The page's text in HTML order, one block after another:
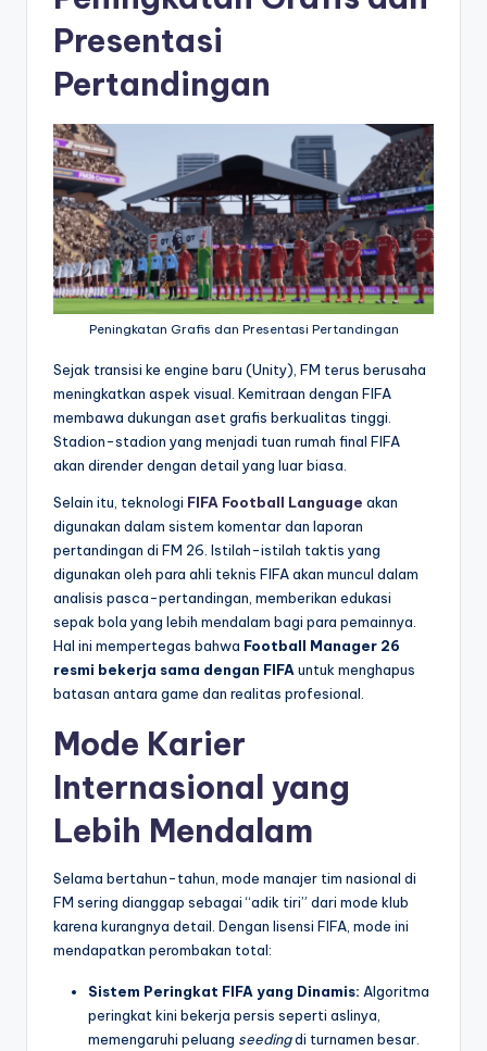
Presentasi
Pertandingan
Peningkatan Grafis dan Presentasi Pertandingan
Sejak transisi ke engine baru (Unity), FM terus berusaha
meningkatkan aspek visual. Kemitraan dengan FIFA
membawa dukungan aset grafis berkualitas tinggi.
Stadion-stadion yang menjadi tuan rumah final FIFA
akan dirender dengan detail yang luar biasa.
Selain itu, teknologi FIFA Football Language akan
digunakan dalam sistem komentar dan laporan
pertandingan di FM 26. Istilah-istilah taktis yang
digunakan oleh para ahli teknis FIFA akan muncul dalam
analisis pasca-pertandingan, memberikan edukasi
sepak bola yang lebih mendalam bagi para pemainnya.
Hal ini mempertegas bahwa Football Manager 26
resmi bekerja sama dengan FIFA untuk menghapus
batasan antara game dan realitas profesional.
Mode Karier
Internasional yang
Lebih Mendalam
Selama bertahun-tahun, mode manajer tim nasional di
FM sering dianggap sebagai “adik tiri” dari mode klub
karena kurangnya detail. Dengan lisensi FIFA, mode ini
mendapatkan perombakan total:
Sistem Peringkat FIFA yang Dinamis: Algoritma
peringkat kini bekerja persis seperti aslinya,
memengaruhi peluang seedingdi turnamen besar.